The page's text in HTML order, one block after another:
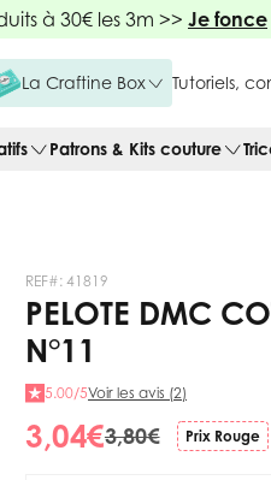
à 30€ les 3m >> Je fonce
La Craftine Box Tutoriels,
Patrons & Kits couture
REF#: 41819
PELOTE DMC
N°11
5.00/5Voir les avis (2)
3,80 €
3,04 € Prix Rouge